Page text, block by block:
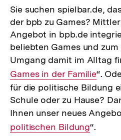
Sie suchen spielbar.de,
der bpb zu Games?
Angebot in bpb.de
beliebten Games und
Umgang damit im Alltag
Games in der Familie“.
für die politische Bildung
Schule oder zu Hause?
Ihnen unser neues
politischen Bildung“.